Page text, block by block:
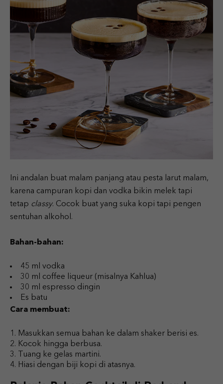
Ini andalan buat malam panjang atau pesta larut malam,
karena campuran kopi dan vodka bikin melek tapi
tetap classy. Cocok buat yang suka kopi tapi pengen
sentuhan alkohol.
Bahan-bahan:
45 ml vodka
30 ml coffee liqueur (misalnya Kahlua)
30 ml espresso dingin
Es batu
Cara membuat:
Masukkan semua bahan ke dalam shaker berisi es.
Kocok hingga berbusa.
Tuang ke gelas martini.
Hiasi dengan biji kopi di atasnya.